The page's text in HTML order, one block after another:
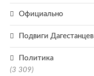
Официально
Подвиги Дагестанцев
Политика
(3 309)